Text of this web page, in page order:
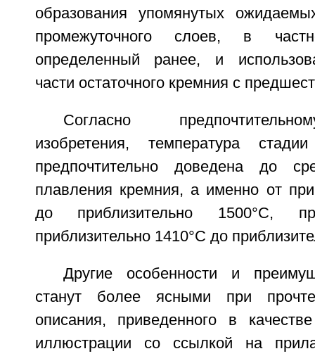
образования упомянутых
промежуточного слоев, в
определенный ранее, и
части остаточного кремния с
Согласно
изобретения, температура
предпочтительно доведена до
плавления кремния, а именно от
до приблизительно 1500°C,
приблизительно 1410°C до
Другие особенности и
станут более ясными при
описания, приведенного в
иллюстрации со ссылкой на